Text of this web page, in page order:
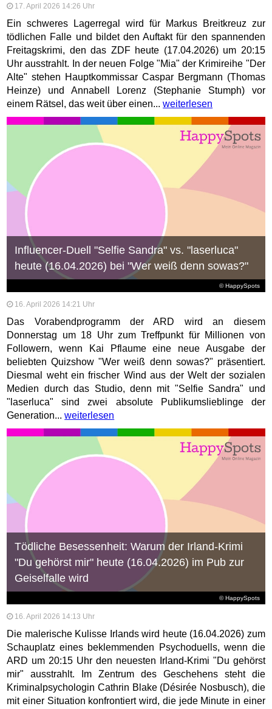
17. April 2026 14:26 Uhr
Ein schweres Lagerregal wird für Markus Breitkreuz zur
tödlichen Falle und bildet den Auftakt für den spannenden
Freitagskrimi, den das ZDF heute (17.04.2026) um 20:15
Uhr ausstrahlt. In der neuen Folge "Mia" der Krimireihe "Der
Alte" stehen Hauptkommissar Caspar Bergmann (Thomas
Heinze) und Annabell Lorenz (Stephanie Stumph) vor
einem Rätsel, das weit über einen...weiterlesen
© HappySpots
Influencer-Duell "Selfie Sandra" vs. "laserluca"
heute (16.04.2026) bei "Wer weiß denn sowas?"
16. April 2026 14:21 Uhr
Das Vorabendprogramm der ARD wird an diesem
Donnerstag um 18 Uhr zum Treffpunkt für Millionen von
Followern, wenn Kai Pflaume eine neue Ausgabe der
beliebten Quizshow "Wer weiß denn sowas?" präsentiert.
Diesmal weht ein frischer Wind aus der Welt der sozialen
Medien durch das Studio, denn mit "Selfie Sandra" und
"laserluca" sind zwei absolute Publikumslieblinge der
Generation...weiterlesen
© HappySpots
Tödliche Besessenheit: Warum der Irland-Krimi
"Du gehörst mir" heute (16.04.2026) im Pub zur
Geiselfalle wird
16. April 2026 14:13 Uhr
Die malerische Kulisse Irlands wird heute (16.04.2026) zum
Schauplatz eines beklemmenden Psychoduells, wenn die
ARD um 20:15 Uhr den neuesten Irland-Krimi "Du gehörst
mir" ausstrahlt. Im Zentrum des Geschehens steht die
Kriminalpsychologin Cathrin Blake (Désirée Nosbusch), die
mit einer Situation konfrontiert wird, die jede Minute in einer